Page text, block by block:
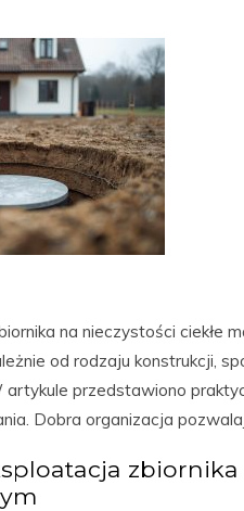
na nieczystości ciekłe
od rodzaju konstrukcji,
artykule przedstawiono
Dobra organizacja